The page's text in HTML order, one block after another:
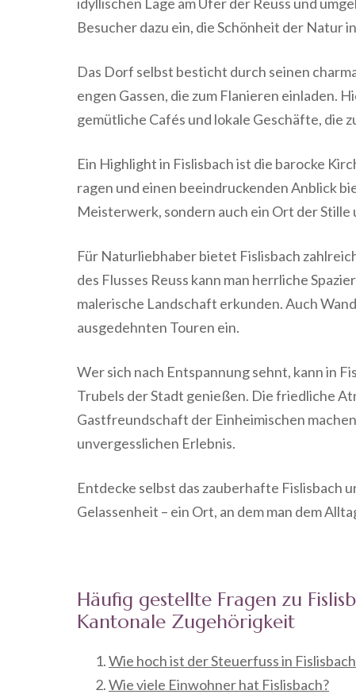
Besucher dazu ein, die Schönheit der Natur
Das Dorf selbst besticht durch seinen
engen Gassen, die zum Flanieren einladen.
gemütliche Cafés und lokale Geschäfte, die
Ein Highlight in Fislisbach ist die barocke
ragen und einen beeindruckenden Anblick
Meisterwerk, sondern auch ein Ort der Stille
Für Naturliebhaber bietet Fislisbach
des Flusses Reuss kann man herrliche
malerische Landschaft erkunden. Auch
ausgedehnten Touren ein.
Wer sich nach Entspannung sehnt, kann in
Trubels der Stadt genießen. Die friedliche
Gastfreundschaft der Einheimischen
unvergesslichen Erlebnis.
Entdecke selbst das zauberhafte Fislisbach
Gelassenheit – ein Ort, an dem man dem
Häufig gestellte Fragen zu
Kantonale Zugehörigkeit
Wie hoch ist der Steuerfuss in
Wie viele Einwohner hat Fislisbach?